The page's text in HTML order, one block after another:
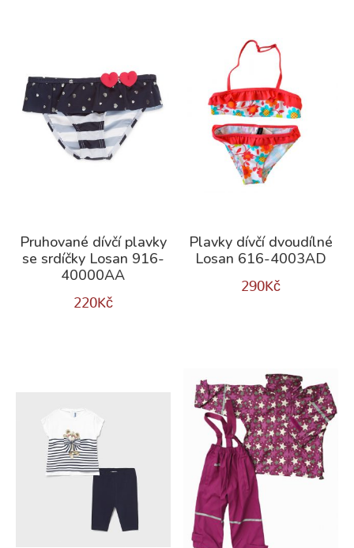
Pruhované dívčí plavky
se srdíčky Losan 916-
40000AA
220Kč
Plavky dívčí dvoudílné
Losan 616-4003AD
290Kč